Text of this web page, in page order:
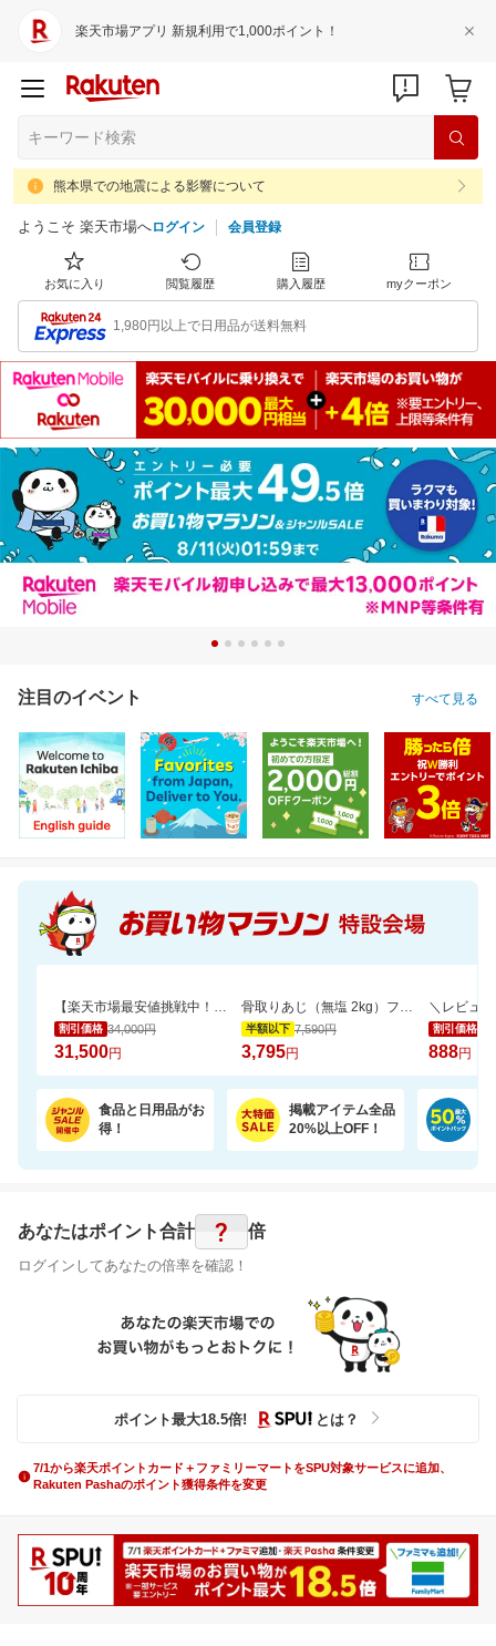
楽天市場アプリ 新規利用で1,000ポイント！
熊本県での地震による影響について
ようこそ 楽天市場へログイン 会員登録
お気に入り 閲覧履歴 購入履歴 myクーポン
1,980円以上で日用品が送料無料
注目のイベント すべて見る
【楽天市場最安値挑戦中！】ペリエ・ジュエ ベル・エポック (ACシャンパーニュ)
割引価格 34,000円
31,500円
骨取りあじ（無塩 2kg）フライや南蛮漬けにおすすめ【骨取り魚の飯田商店】
半額以下 7,590円
3,795円
割引価格
888円
食品と日用品がお
得！
掲載アイテム全品
20%以上OFF！
あなたはポイント合計 ? 倍
ログインしてあなたの倍率を確認！
ポイント最大18.5倍! とは？
7/1から楽天ポイントカード＋ファミリーマートをSPU対象サービスに追加、
Rakuten Pashaのポイント獲得条件を変更